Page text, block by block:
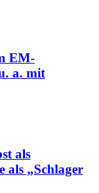
EM-
a. mit
als
als „Schlager